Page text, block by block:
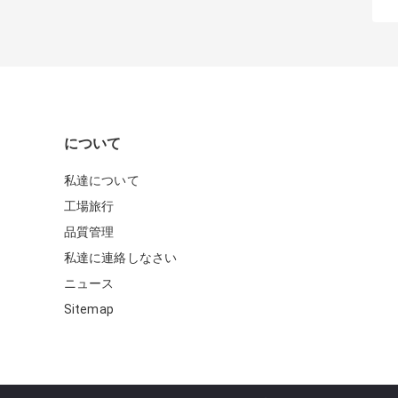
について
私達について
工場旅行
品質管理
私達に連絡しなさい
ニュース
Sitemap